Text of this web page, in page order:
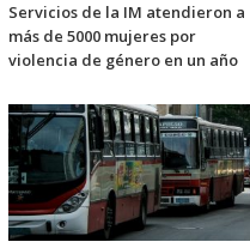
Servicios de la IM atendieron a
más de 5000 mujeres por
violencia de género en un año